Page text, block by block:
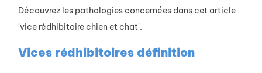
Découvrez les pathologies concernées dans cet article
'vice rédhibitoire chien et chat'.
Vices rédhibitoires définition